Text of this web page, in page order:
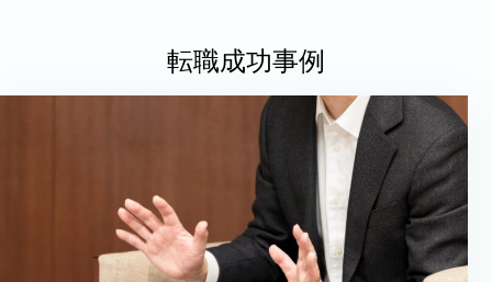
転職成功事例